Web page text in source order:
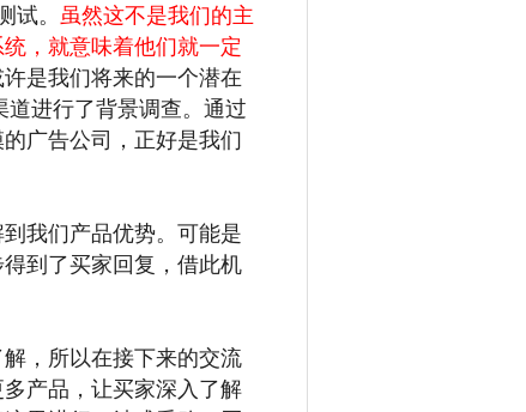
试。 虽然这不是我们的主
，就意味着他们就一定
是我们将来的一个潜在
进行了背景调查。通过
广告公司，正好是我们
我们产品优势。可能是
到了买家回复，借此机
，所以在接下来的交流
产品，让买家深入了解